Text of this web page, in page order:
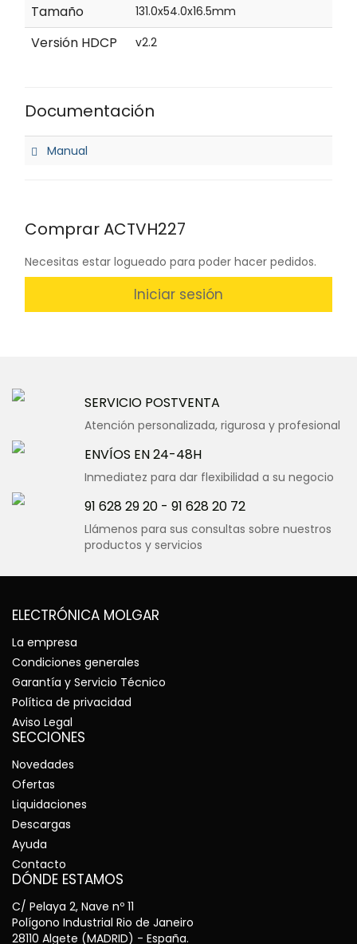
Tamaño 131.0x54.0x16.5mm
Versión HDCP v2.2
Documentación
Manual
Comprar ACTVH227
Necesitas estar logueado para poder hacer pedidos.
Iniciar sesión
SERVICIO POSTVENTA
Atención personalizada, rigurosa y profesional
ENVÍOS EN 24-48H
Inmediatez para dar flexibilidad a su negocio
91 628 29 20- 91 628 20 72
Llámenos para sus consultas sobre nuestros
productos y servicios
ELECTRÓNICA MOLGAR
La empresa
Condiciones generales
Garantía y Servicio Técnico
Política de privacidad
Aviso Legal
SECCIONES
Novedades
Ofertas
Liquidaciones
Descargas
Ayuda
Contacto
DÓNDE ESTAMOS
C/ Pelaya 2, Nave nº 11
Polígono Industrial Rio de Janeiro
28110 Algete (MADRID) - España.